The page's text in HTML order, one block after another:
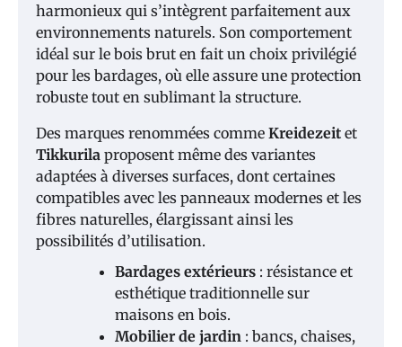
harmonieux qui s’intègrent parfaitement aux
environnements naturels. Son comportement
idéal sur le bois brut en fait un choix privilégié
pour les bardages, où elle assure une protection
robuste tout en sublimant la structure.
Des marques renommées comme Kreidezeit et
Tikkurila proposent même des variantes
adaptées à diverses surfaces, dont certaines
compatibles avec les panneaux modernes et les
fibres naturelles, élargissant ainsi les
possibilités d’utilisation.
Bardages extérieurs : résistance et
esthétique traditionnelle sur
maisons en bois.
Mobilier de jardin : bancs, chaises,